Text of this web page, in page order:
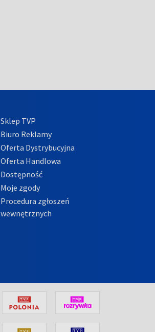
Sklep TVP
Biuro Reklamy
Oferta Dystrybucyjna
Oferta Handlowa
Dostępność
Moje zgody
Procedura zgłoszeń
wewnętrznych